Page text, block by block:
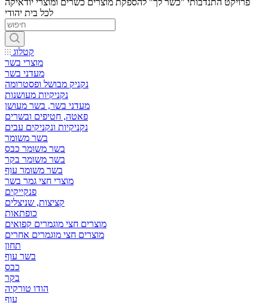
פרויקט התנדבותי "כשר לך" להספקת מוצרים כשרים ומוצרי יודאיקה
לכל בית יהודי
קטלוג
מוצרי בשר
מעדני בשר
נקניק מבושל ופסטרומה
נקניקיות מעושנות
מעדני בשר, בשר מעושן
פאטה, חטיפים ובשרים
נקניקיות ונקניקים עבים
בשר משומר
בשר משומר כבס
בשר משומר בקר
בשר משומר עוף
מוצרי חצי גמר בשר
פנקייקים
קציצות, שניצלים
כופתאות
מוצרים חצי מוגמרים קפואים
מוצרים חצי מוגמרים אחרים
תחון
בשר עוף
כבס
בקר
הודו טורקיה
עוף